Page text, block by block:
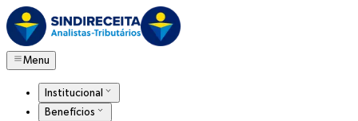
Menu
Institucional
Benefícios